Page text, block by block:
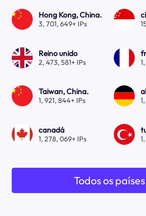
Hong Kong, China.
3, 701, 649+ IPs
Reino unido
2, 473, 581+ IPs
Taiwan, China.
1, 921, 844+ IPs
canadá
1, 278, 069+ IPs
Todos os países